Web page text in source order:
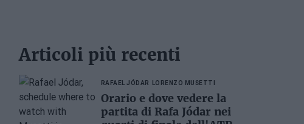
Articoli più recenti
RAFAEL JÓDAR LORENZO MUSETTI
Orario e dove vedere la
partita di Rafa Jódar nei